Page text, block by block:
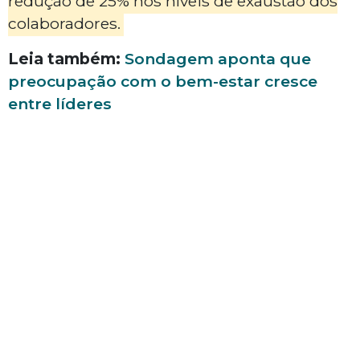
colaboradores.
Leia também: Sondagem aponta que
preocupação com o bem-estar cresce
entre líderes